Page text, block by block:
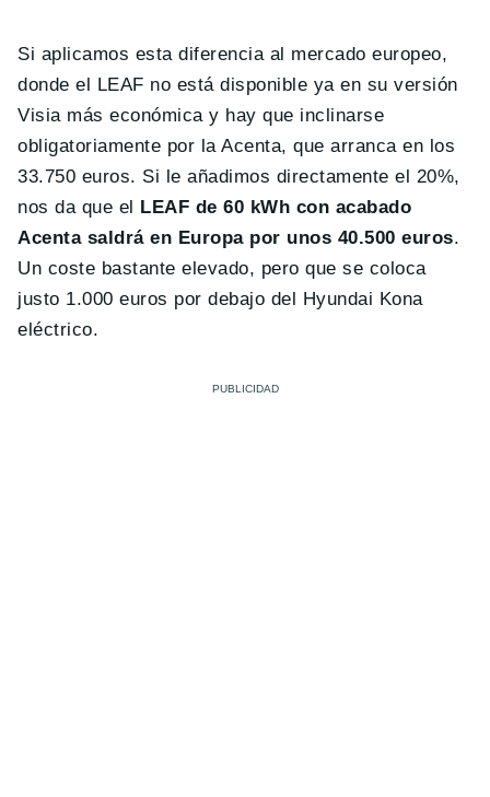
Si aplicamos esta diferencia al mercado europeo,
donde el LEAF no está disponible ya en su versión
Visia más económica y hay que inclinarse
obligatoriamente por la Acenta, que arranca en los
33.750 euros. Si le añadimos directamente el 20%,
nos da que el LEAF de 60 kWh con acabado
Acenta saldrá en Europa por unos 40.500 euros.
Un coste bastante elevado, pero que se coloca
justo 1.000 euros por debajo del Hyundai Kona
eléctrico.